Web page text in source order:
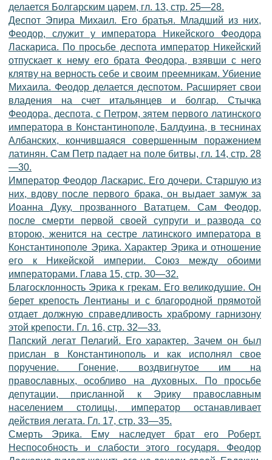
делается Болгарским царем, гл. 13, стр. 25—28.
Деспот Эпира Михаил. Его братья. Младший из них,
Феодор, служит у императора Никейского Феодора
Ласкариса. По просьбе деспота император Никейский
отпускает к нему его брата Феодора, взявши с него
клятву на верность себе и своим преемникам. Убиение
Михаила. Феодор делается деспотом. Расширяет свои
владения на счет итальянцев и болгар. Стычка
Феодора, деспота, с Петром, зятем первого латинского
императора в Константинополе, Балдуина, в теснинах
Албанских, кончившаяся совершенным поражением
латинян. Сам Петр падает на поле битвы, гл. 14, стр. 28
—30.
Император Феодор Ласкарис. Его дочери. Старшую из
них, вдову после первого брака, он выдает замуж за
Иоанна Дуку, прозванного Вататцем. Сам Феодор,
после смерти первой своей супруги и развода со
второю, женится на сестре латинского императора в
Константинополе Эрика. Характер Эрика и отношение
его к Никейской империи. Союз между обоими
императорами. Глава 15, стр. 30—32.
Благосклонность Эрика к грекам. Его великодушие. Он
берет крепость Лентианы и с благородной прямотой
отдает должную справедливость храброму гарнизону
этой крепости. Гл. 16, стр. 32—33.
Папский легат Пелагий. Его характер. Зачем он был
прислан в Константинополь и как исполнял свое
поручение. Гонение, воздвигнутое им на
православных, особливо на духовных. По просьбе
депутации, присланной к Эрику православным
населением столицы, император останавливает
действия легата. Гл. 17, стр. 33—35.
Смерть Эрика. Ему наследует брат его Роберт.
Неспособность и слабости этого государя. Феодор